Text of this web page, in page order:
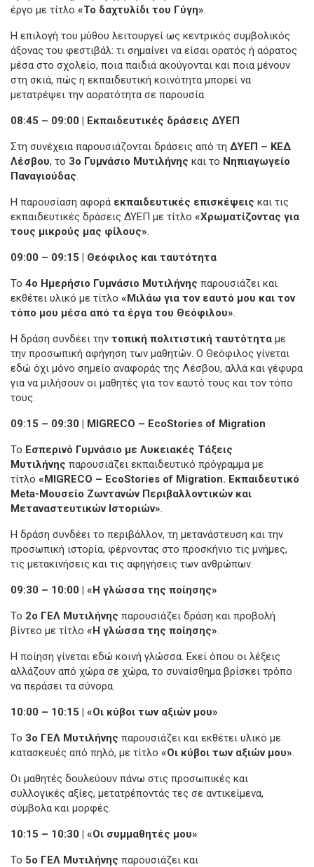
έργο με τίτλο «Το δαχτυλίδι του Γύγη»
Η επιλογή του μύθου λειτουργεί ως κεντρικός συμβολικός
άξονας του φεστιβάλ: τι σημαίνει να είσαι ορατός ή αόρατος
μέσα στο σχολείο, ποια παιδιά ακούγονται και ποια μένουν
στη σκιά, πώς η εκπαιδευτική κοινότητα μπορεί να
μετατρέψει την αορατότητα σε παρουσία.
08:45 – 09:00 | Εκπαιδευτικές δράσεις ΔΥΕΠ
Στη συνέχεια παρουσιάζονται δράσεις από τη ΔΥΕΠ – ΚΕΔ
Λέσβου, το 3ο Γυμνάσιο Μυτιλήνης και το Νηπιαγωγείο
Παναγιούδας
Η παρουσίαση αφορά εκπαιδευτικές επισκέψεις και τις
εκπαιδευτικές δράσεις ΔΥΕΠ με τίτλο «Χρωματίζοντας για
τους μικρούς μας φίλους»
09:00 – 09:15 | Θεόφιλος και ταυτότητα
Το 4ο Ημερήσιο Γυμνάσιο Μυτιλήνης παρουσιάζει και
εκθέτει υλικό με τίτλο «Μιλάω για τον εαυτό μου και τον
τόπο μου μέσα από τα έργα του Θεόφιλου»
Η δράση συνδέει την τοπική πολιτιστική ταυτότητα με
την προσωπική αφήγηση των μαθητών. Ο Θεόφιλος γίνεται
εδώ όχι μόνο σημείο αναφοράς της Λέσβου, αλλά και γέφυρα
για να μιλήσουν οι μαθητές για τον εαυτό τους και τον τόπο
τους.
09:15 – 09:30 | MIGRECO – EcoStories of Migration
Το Εσπερινό Γυμνάσιο με Λυκειακές Τάξεις
Μυτιλήνης παρουσιάζει εκπαιδευτικό πρόγραμμα με
τίτλο «MIGRECO – EcoStories of Migration. Εκπαιδευτικό
Meta-Μουσείο Ζωντανών Περιβαλλοντικών και
Μεταναστευτικών Ιστοριών»
Η δράση συνδέει το περιβάλλον, τη μετανάστευση και την
προσωπική ιστορία, φέρνοντας στο προσκήνιο τις μνήμες,
τις μετακινήσεις και τις αφηγήσεις των ανθρώπων.
09:30 – 10:00 | «Η γλώσσα της ποίησης»
Το 2ο ΓΕΛ Μυτιλήνης παρουσιάζει δράση και προβολή
βίντεο με τίτλο «Η γλώσσα της ποίησης»
Η ποίηση γίνεται εδώ κοινή γλώσσα. Εκεί όπου οι λέξεις
αλλάζουν από χώρα σε χώρα, το συναίσθημα βρίσκει τρόπο
να περάσει τα σύνορα.
10:00 – 10:15 | «Οι κύβοι των αξιών μου»
Το 3ο ΓΕΛ Μυτιλήνης παρουσιάζει και εκθέτει υλικό με
κατασκευές από πηλό, με τίτλο «Οι κύβοι των αξιών μου»
Οι μαθητές δουλεύουν πάνω στις προσωπικές και
συλλογικές αξίες, μετατρέποντάς τες σε αντικείμενα,
σύμβολα και μορφές.
10:15 – 10:30 | «Οι συμμαθητές μου»
Το 5ο ΓΕΛ Μυτιλήνης παρουσιάζει και